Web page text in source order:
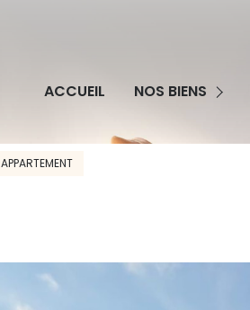
ACCUEIL NOS BIENS
Programmes Neufs
APPARTEMENT